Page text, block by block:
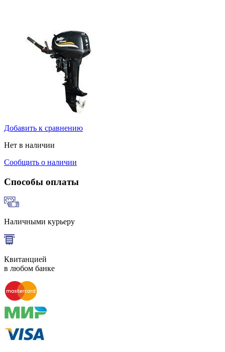
Добавить к сравнению
Нет в наличии
Сообщить о наличии
Способы оплаты
Наличными курьеру
Квитанцией
в любом банке